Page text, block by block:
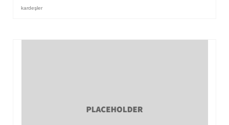
kardeşler